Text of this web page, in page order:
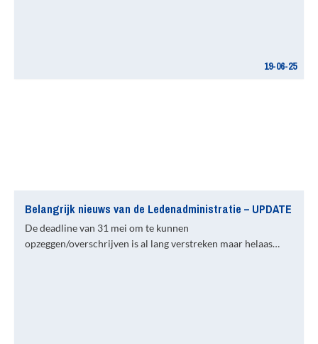
19-06-25
Belangrijk nieuws van de Ledenadministratie – UPDATE
De deadline van 31 mei om te kunnen
opzeggen/overschrijven is al lang verstreken maar helaas…